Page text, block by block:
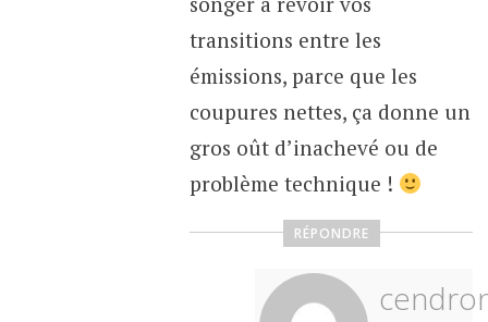
transitions entre les
émissions, parce que les
coupures nettes, ça donne un
gros oût d’inachevé ou de
problème technique !
RÉPONDRE